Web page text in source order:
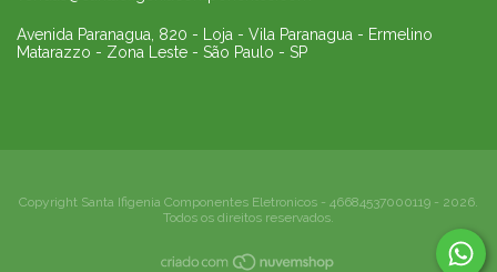
Avenida Paranagua, 820 - Loja - Vila Paranagua - Ermelino
Matarazzo - Zona Leste - São Paulo - SP
Copyright Santa Ifigenia Componentes Eletronicos - 46684537000119 - 2026.
Todos os direitos reservados.